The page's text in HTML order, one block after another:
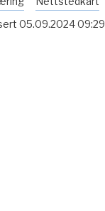
05.09.2024 09:29